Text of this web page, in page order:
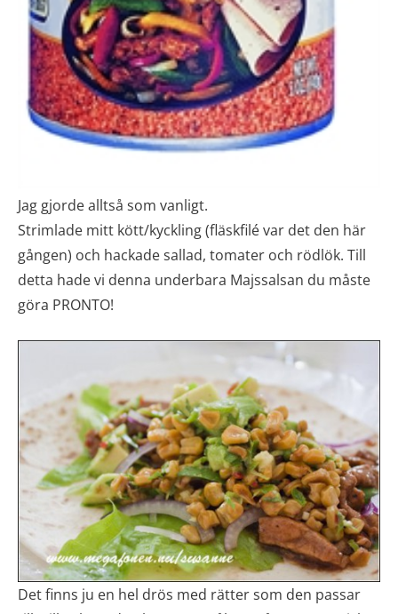
Jag gjorde alltså som vanligt.
Strimlade mitt kött/kyckling (fläskfilé var det den här
gången) och hackade sallad, tomater och rödlök. Till
detta hade vi denna underbara Majssalsan du måste
göra PRONTO!
Det finns ju en hel drös med rätter som den passar